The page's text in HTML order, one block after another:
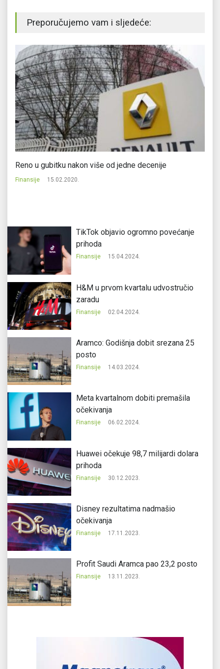
Preporučujemo vam i sljedeće:
Reno u gubitku nakon više od jedne decenije
Finansije 15.02.2020.
TikTok objavio ogromno povećanje
prihoda
Finansije 15.04.2024.
H&M u prvom kvartalu udvostručio
zaradu
Finansije 02.04.2024.
Aramco: Godišnja dobit srezana 25
posto
Finansije 14.03.2024.
Meta kvartalnom dobiti premašila
očekivanja
Finansije 06.02.2024.
Huawei očekuje 98,7 milijardi dolara
prihoda
Finansije 30.12.2023.
Disney rezultatima nadmašio
očekivanja
Finansije 17.11.2023.
Profit Saudi Aramca pao 23,2 posto
Finansije 13.11.2023.